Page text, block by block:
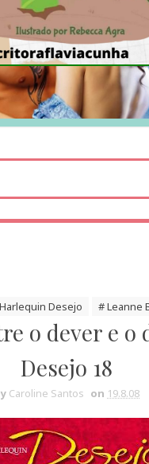
Desejo # Leanne
o dever e o
Desejo 18
Caroline Santos on 19.8.08